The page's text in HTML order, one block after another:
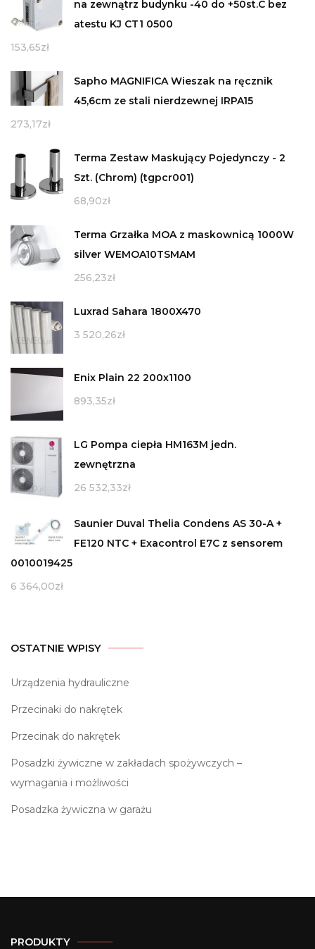
na zewnątrz budynku -40 do +50st.C bez
atestu KJ CT1 0500
153,65zł
Sapho MAGNIFICA Wieszak na ręcznik
45,6cm ze stali nierdzewnej IRPA15
273,17zł
Terma Zestaw Maskujący Pojedynczy - 2
Szt. (Chrom) (tgpcr001)
68,90zł
Terma Grzałka MOA z maskownicą 1000W
silver WEMOA10TSMAM
256,23zł
Luxrad Sahara 1800X470
3 520,26zł
Enix Plain 22 200x1100
893,35zł
LG Pompa ciepła HM163M jedn.
zewnętrzna
26 532,33zł
Saunier Duval Thelia Condens AS 30-A +
FE120 NTC + Exacontrol E7C z sensorem
0010019425
6 364,00zł
OSTATNIE WPISY
Urządzenia hydrauliczne
Przecinaki do nakrętek
Przecinak do nakrętek
Posadzki żywiczne w zakładach spożywczych –
wymagania i możliwości
Posadzka żywiczna w garażu
PRODUKTY